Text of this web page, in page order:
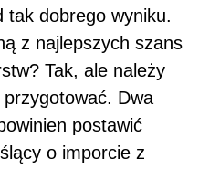
tak dobrego wyniku.
z najlepszych szans
Tak, ale należy
Dwa
postawić
o imporcie z